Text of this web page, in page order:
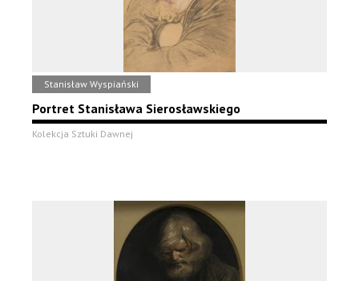
Stanisław Wyspiański
Portret Stanisława Sierosławskiego
Kolekcja Sztuki Dawnej